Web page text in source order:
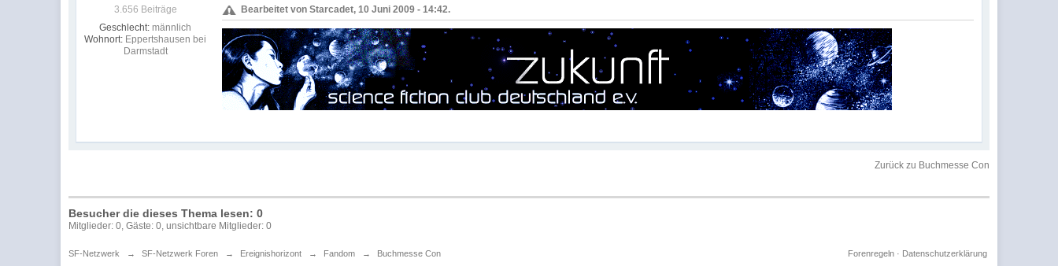
3.656 Beiträge
Geschlecht: männlich
Wohnort: Eppertshausen bei
Darmstadt
Bearbeitet von Starcadet, 10 Juni 2009 - 14:42.
Zurück zu Buchmesse Con
Besucher die dieses Thema lesen: 0
Mitglieder: 0, Gäste: 0, unsichtbare Mitglieder: 0
SF-Netzwerk → SF-Netzwerk Foren → Ereignishorizont → Fandom → Buchmesse Con Datenschutzerklärung
Forenregeln·